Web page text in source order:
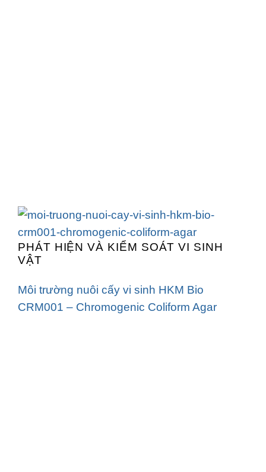
PHÁT HIỆN VÀ KIỂM SOÁT VI SINH
VẬT
Môi trường nuôi cấy vi sinh HKM Bio
CRM001 – Chromogenic Coliform Agar